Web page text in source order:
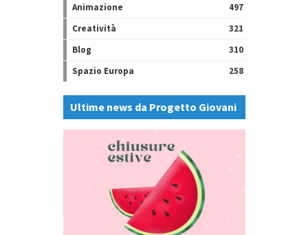
Animazione
497
Creatività
321
Blog
310
Spazio Europa
258
Ultime news da Progetto Giovani